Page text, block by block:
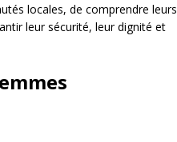
locales, de comprendre leurs
leur sécurité, leur dignité et